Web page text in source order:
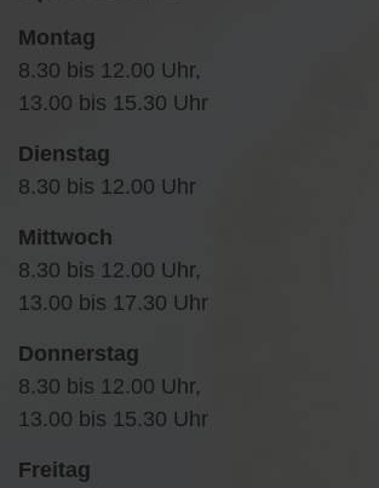
Montag
8.30 bis 12.00 Uhr,
13.00 bis 15.30 Uhr
Dienstag
8.30 bis 12.00 Uhr
Mittwoch
8.30 bis 12.00 Uhr,
13.00 bis 17.30 Uhr
Donnerstag
8.30 bis 12.00 Uhr,
13.00 bis 15.30 Uhr
Freitag